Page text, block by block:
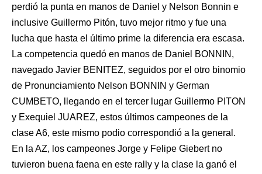
perdió la punta en manos de Daniel y Nelson Bonnin e
inclusive Guillermo Pitón, tuvo mejor ritmo y fue una
lucha que hasta el último prime la diferencia era escasa.
La competencia quedó en manos de Daniel BONNIN,
navegado Javier BENITEZ, seguidos por el otro binomio
de Pronunciamiento Nelson BONNIN y German
CUMBETO, llegando en el tercer lugar Guillermo PITON
y Exequiel JUAREZ, estos últimos campeones de la
clase A6, este mismo podio correspondió a la general.
En la AZ, los campeones Jorge y Felipe Giebert no
tuvieron buena faena en este rally y la clase la ganó el